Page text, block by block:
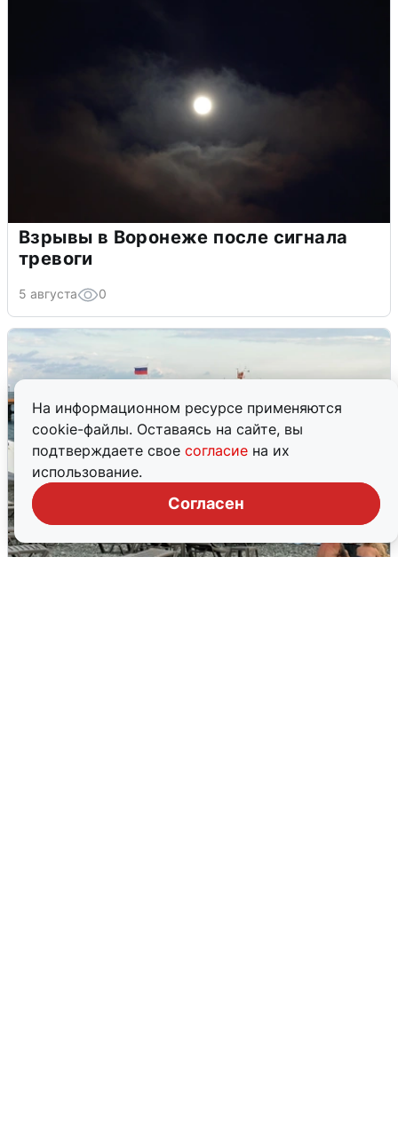
На информационном ресурсе применяются
cookie-файлы. Оставаясь на сайте, вы
подтверждаете свое согласие на их
использование.
Согласен
Взрывы в Воронеже после сигнала
тревоги
5 августа 0